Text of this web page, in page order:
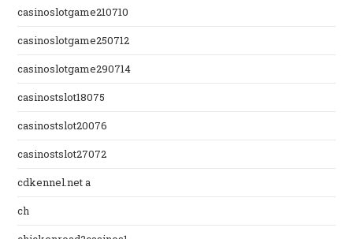
casinoslotgame210710
casinoslotgame250712
casinoslotgame290714
casinostslot18075
casinostslot20076
casinostslot27072
cdkennel.net a
ch